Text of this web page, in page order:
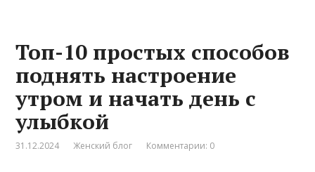
Топ-10 простых способов
поднять настроение
утром и начать день с
улыбкой
31.12.2024 Женский блог Комментарии: 0